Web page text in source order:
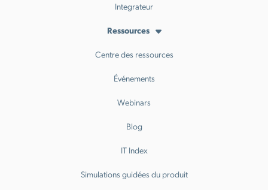
Integrateur
Ressources
Centre des ressources
Événements
Webinars
Blog
IT Index
Simulations guidées du produit